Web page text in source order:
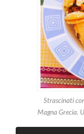
Strascinati
Magna Grecia.